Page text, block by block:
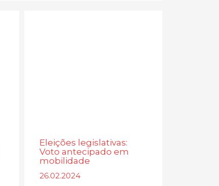
Eleições legislativas:
Voto antecipado em
mobilidade
26.02.2024